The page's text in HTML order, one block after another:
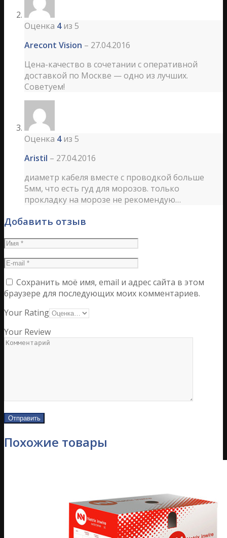
Оценка 4из 5
Arecont Vision – 27.04.2016
Цена-качество в сочетании с оперативной
доставкой по Москве — одно из лучших.
Советуем!
Оценка 4из 5
Aristil – 27.04.2016
диаметр кабеля вместе с проводкой больше
5мм, что есть гуд для морозов. только
прокладку на морозе не рекомендую…
Добавить отзыв
Сохранить моё имя, email и адрес сайта в этом
браузере для последующих моих комментариев.
Your Rating
Your Review
Похожие товары